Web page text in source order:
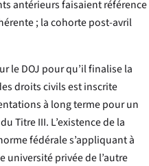
antérieurs faisaient référence
; la cohorte post-avril
le DOJ pour qu’il finalise la
droits civils est inscrite
à long terme pour un
Titre III. L’existence de la
fédérale s’appliquant à
université privée de l’autre